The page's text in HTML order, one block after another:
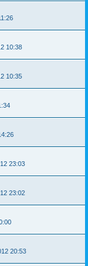
10:38
10:35
23:03
23:02
20:53